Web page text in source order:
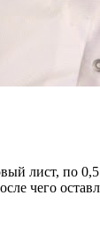
лист, по
чего